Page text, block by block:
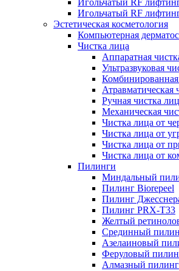
Игольчатый RF
Игольчатый RF
Эстетическая косметология
Компьютерная
Чистка лица
Аппаратная
Ультразвуковая
Комбинированная
Атравматическая
Ручная чистка
Механическая
Чистка лица от
Чистка лица от
Чистка лица от
Чистка лица от
Пилинги
Миндальный
Пилинг Biorepeel
Пилинг
Пилинг PRX-T33
Желтый
Срединный
Азелаиновый
Феруловый
Алмазный пилинг